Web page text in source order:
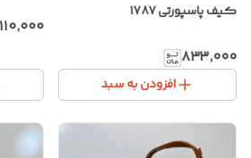
کیف پاسپورتی ۱۷۸۷
۸۳۳٬۰۰۰
افزودن به سبد